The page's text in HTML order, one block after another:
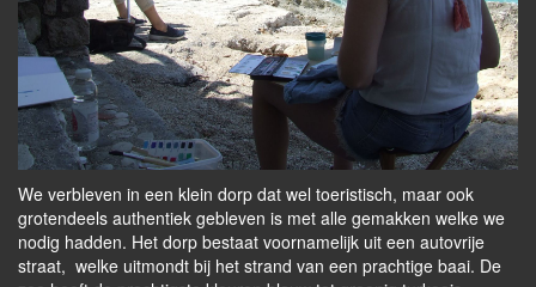
We verbleven in een klein dorp dat wel toeristisch, maar ook
grotendeels authentiek gebleven is met alle gemakken welke we
nodig hadden. Het dorp bestaat voornamelijk uit een autovrije
straat, welke uitmondt bij het strand van een prachtige baai. De